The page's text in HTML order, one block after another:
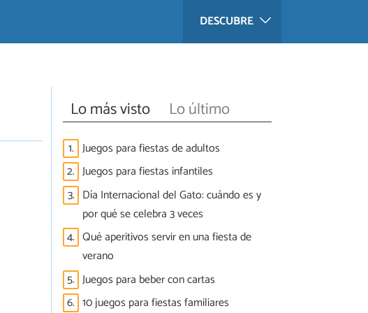
DESCUBRE
Lo más visto Lo último
1. Juegos para fiestas de adultos
2. Juegos para fiestas infantiles
3. Día Internacional del Gato: cuándo es y
por qué se celebra 3 veces
4. Qué aperitivos servir en una fiesta de
verano
5. Juegos para beber con cartas
6. 10 juegos para fiestas familiares